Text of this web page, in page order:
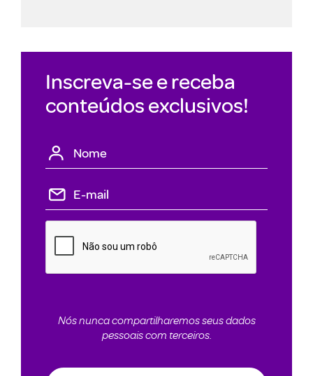
Inscreva-se e receba
conteúdos exclusivos!
Nós nunca compartilharemos seus dados
pessoais com terceiros.